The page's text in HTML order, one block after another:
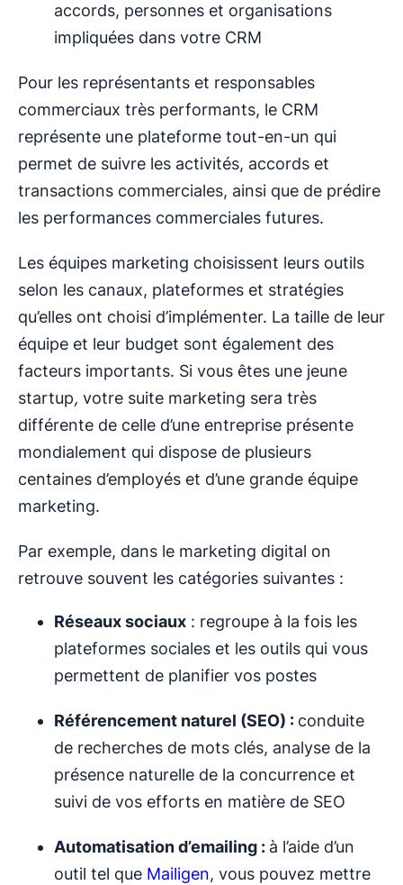
accords, personnes et organisations
impliquées dans votre CRM
Pour les représentants et responsables
commerciaux très performants, le CRM
représente une plateforme tout-en-un qui
permet de suivre les activités, accords et
transactions commerciales, ainsi que de prédire
les performances commerciales futures.
Les équipes marketing choisissent leurs outils
selon les canaux, plateformes et stratégies
qu’elles ont choisi d’implémenter. La taille de leur
équipe et leur budget sont également des
facteurs importants. Si vous êtes une jeune
startup, votre suite marketing sera très
différente de celle d’une entreprise présente
mondialement qui dispose de plusieurs
centaines d’employés et d’une grande équipe
marketing.
Par exemple, dans le marketing digital on
retrouve souvent les catégories suivantes :
Réseaux sociaux : regroupe à la fois les
plateformes sociales et les outils qui vous
permettent de planifier vos postes
Référencement naturel (SEO) : conduite
de recherches de mots clés, analyse de la
présence naturelle de la concurrence et
suivi de vos efforts en matière de SEO
Automatisation d’emailing : à l’aide d’un
outil tel que Mailigen, vous pouvez mettre